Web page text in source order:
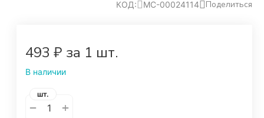
КОД: МС-00024114 Поделиться
‍493‍ ₽ за 1 шт.
В наличии
− +
шт.